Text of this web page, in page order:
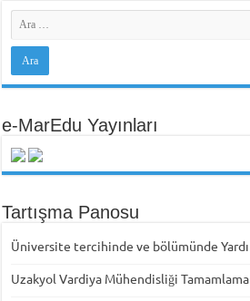
e-MarEdu Yayınları
Tartışma Panosu
Üniversite tercihinde ve bölümünde
Uzakyol Vardiya Mühendisliği